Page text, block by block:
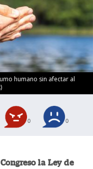
humano sin afectar al
0 0
la Ley de